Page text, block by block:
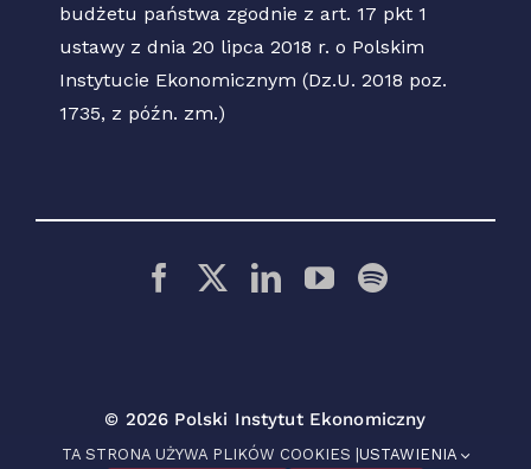
budżetu państwa zgodnie z art. 17 pkt 1
ustawy z dnia 20 lipca 2018 r. o Polskim
Instytucie Ekonomicznym (Dz.U. 2018 poz.
1735, z późn. zm.)
© 2026 Polski Instytut Ekonomiczny
TA STRONA UŻYWA PLIKÓW COOKIES | USTAWIENIA